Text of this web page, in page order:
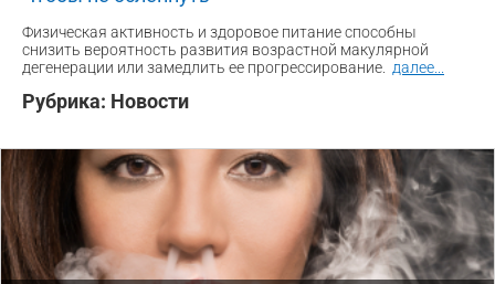
Физическая активность и здоровое питание способны
снизить вероятность развития возрастной макулярной
дегенерации или замедлить ее прогрессирование.
далее
Рубрика: Новости